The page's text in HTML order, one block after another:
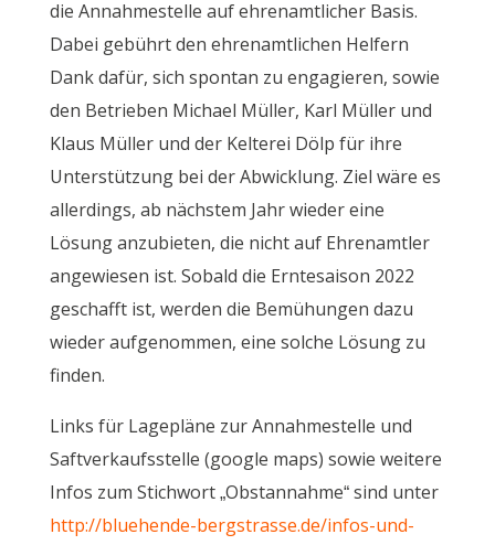
die Annahmestelle auf ehrenamtlicher Basis.
Dabei gebührt den ehrenamtlichen Helfern
Dank dafür, sich spontan zu engagieren, sowie
den Betrieben Michael Müller, Karl Müller und
Klaus Müller und der Kelterei Dölp für ihre
Unterstützung bei der Abwicklung. Ziel wäre es
allerdings, ab nächstem Jahr wieder eine
Lösung anzubieten, die nicht auf Ehrenamtler
angewiesen ist. Sobald die Erntesaison 2022
geschafft ist, werden die Bemühungen dazu
wieder aufgenommen, eine solche Lösung zu
finden.
Links für Lagepläne zur Annahmestelle und
Saftverkaufsstelle (google maps) sowie weitere
Infos zum Stichwort „Obstannahme“ sind unter
http://bluehende-bergstrasse.de/infos-und-